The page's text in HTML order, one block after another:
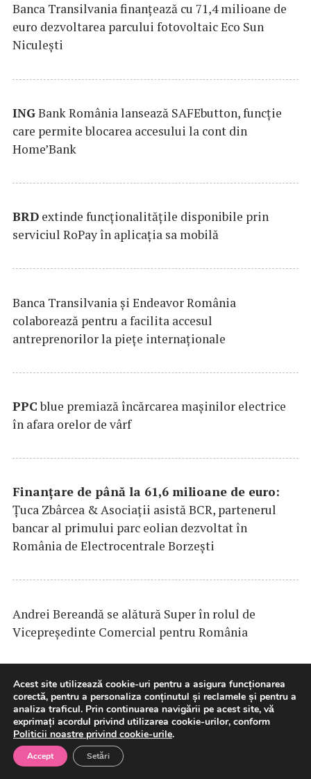
Banca Transilvania finanțează cu 71,4 milioane de
euro dezvoltarea parcului fotovoltaic Eco Sun
Niculești
INGBank România lansează SAFEbutton, funcţie
care permite blocarea accesului la cont din
Home’Bank
BRD extinde funcţionalităţile disponibile prin
serviciul RoPay în aplicaţia sa mobilă
Banca Transilvania şi Endeavor România
colaborează pentru a facilita accesul
antreprenorilor la pieţe internaţionale
PPCblue premiază încărcarea maşinilor electrice
în afara orelor de vârf
Finanțare de până la 61,6 milioane de euro:
Țuca Zbârcea & Asociații asistă BCR, partenerul
bancar al primului parc eolian dezvoltat în
România de Electrocentrale Borzești
Andrei Bereandă se alătură Super în rolul de
Vicepreședinte Comercial pentru România
DPWORLDlansează un coridor intermodal pilot
pentru vehicule finite între Europa de Vest și sud-
estul Europei
Acest site utilizează cookie-uri pentru a asigura funcționarea
corectă, pentru a personaliza conținutul și reclamele și pentru a
analiza traficul. Prin continuarea navigării pe acest site, vă
exprimați acordul privind utilizarea cookie-urilor, conform
Politicii noastre privind cookie-urile.
Accept Setări